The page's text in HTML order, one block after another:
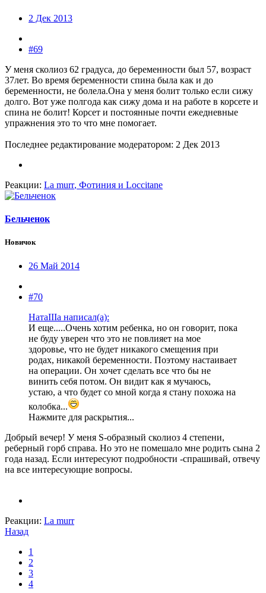
2 Дек 2013
#69
У меня сколиоз 62 градуса, до беременности был 57, возраст
37лет. Во время беременности спина была как и до
беременности, не болела.Она у меня болит только если сижу
долго. Вот уже полгода как сижу дома и на работе в корсете и
спина не болит! Корсет и постоянные почти ежедневные
упражнения это то что мне помогает.
Последнее редактирование модератором: 2 Дек 2013
Реакции: La murr, Фотиния и Loccitane
Бельченок
Новичок
26 Май 2014
#70
НатаIIIа написал(а):
И еще.....Очень хотим ребенка, но он говорит, пока
не буду уверен что это не повлияет на мое
здоровье, что не будет никакого смещения при
родах, никакой беременности. Поэтому настаивает
на операции. Он хочет сделать все что бы не
винить себя потом. Он видит как я мучаюсь,
устаю, а что будет со мной когда я стану похожа на
колобка...
Нажмите для раскрытия...
Добрый вечер! У меня S-образный сколиоз 4 степени,
реберный горб справа. Но это не помешало мне родить сына 2
года назад. Если интересуют подробности -спрашивай, отвечу
на все интересующие вопросы.
Реакции: La murr
Назад
1
2
3
4